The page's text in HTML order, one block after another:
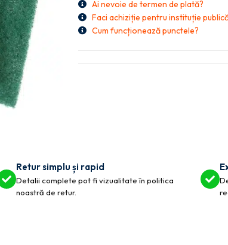
Ai nevoie de termen de plată?
Faci achiziție pentru instituție
Cum funcționează punctele?
Retur simplu și rapid
Detalii complete pot fi vizualitate în politica
noastră de retur.